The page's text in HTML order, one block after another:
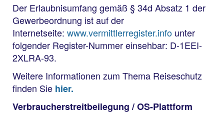
Der Erlaubnisumfang gemäß § 34d Absatz 1 der
Gewerbeordnung ist auf der
Internetseite: www.vermittlerregister.info unter
folgender Register-Nummer einsehbar: D-1EEI-
2XLRA-93.
Weitere Informationen zum Thema Reiseschutz
finden Sie hier.
Verbraucherstreitbeilegung / OS-Plattform